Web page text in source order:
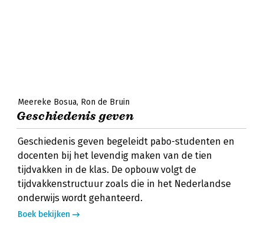
Meereke Bosua Ron de Bruin
Geschiedenis geven
Geschiedenis geven begeleidt pabo-studenten en
docenten bij het levendig maken van de tien
tijdvakken in de klas. De opbouw volgt de
tijdvakkenstructuur zoals die in het Nederlandse
onderwijs wordt gehanteerd.
Boek bekijken